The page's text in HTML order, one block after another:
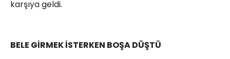
karşıya geldi.
BELE GİRMEK İSTERKEN BOŞA DÜŞTÜ